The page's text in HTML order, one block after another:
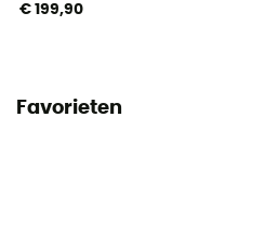
€ 199,90
Favorieten